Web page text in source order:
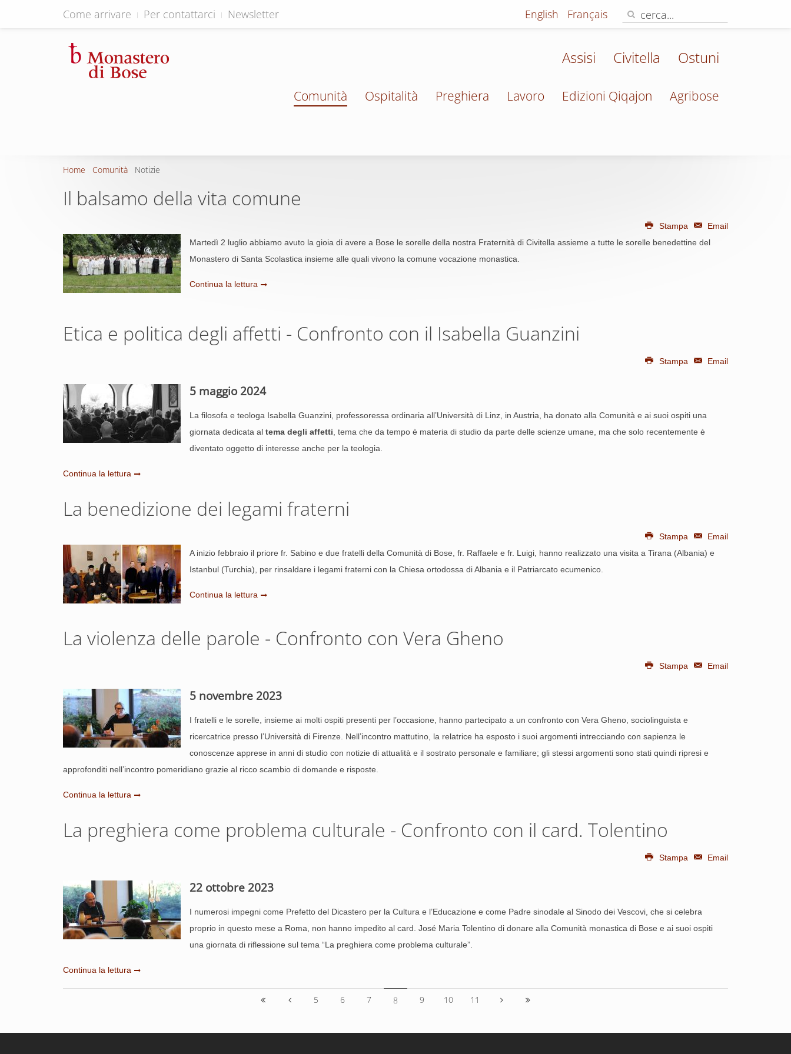
Come arrivare Per contattarci Newsletter English Français
Assisi Civitella Ostuni
Comunità Ospitalità Preghiera Lavoro Edizioni Qiqajon Agribose
Home Comunità Notizie
Il balsamo della vita comune
Stampa
Email
Martedì 2 luglio abbiamo avuto la gioia di avere a Bose le sorelle della nostra Fraternità di Civitella assieme a tutte le sorelle benedettine del
Monastero di Santa Scolastica insieme alle quali vivono la comune vocazione monastica.
Continua la lettura
Etica e politica degli affetti - Confronto con il Isabella Guanzini
Stampa Email
5 maggio 2024
La filosofa e teologa Isabella Guanzini, professoressa ordinaria all’Università di Linz, in Austria, ha donato alla Comunità e ai suoi ospiti una
giornata dedicata al tema degli affetti , tema che da tempo è materia di studio da parte delle scienze umane, ma che solo recentemente è
diventato oggetto di interesse anche per la teologia.
Continua la lettura
La benedizione dei legami fraterni
Stampa
Email
A inizio febbraio il priore fr. Sabino e due fratelli della Comunità di Bose, fr. Raffaele e fr. Luigi, hanno realizzato una visita a Tirana (Albania) e
Istanbul (Turchia), per rinsaldare i legami fraterni con la Chiesa ortodossa di Albania e il Patriarcato ecumenico.
Continua la lettura
La violenza delle parole - Confronto con Vera Gheno
Stampa Email
5 novembre 2023
I fratelli e le sorelle, insieme ai molti ospiti presenti per l’occasione, hanno partecipato a un confronto con Vera Gheno, sociolinguista e
ricercatrice presso l’Università di Firenze. Nell’incontro mattutino, la relatrice ha esposto i suoi argomenti intrecciando con sapienza le
conoscenze apprese in anni di studio con notizie di attualità e il sostrato personale e familiare; gli stessi argomenti sono stati quindi ripresi e
approfonditi nell’incontro pomeridiano grazie al ricco scambio di domande e risposte.
Continua la lettura
La preghiera come problema culturale - Confronto con il card. Tolentino
Stampa Email
22 ottobre 2023
I numerosi impegni come Prefetto del Dicastero per la Cultura e l’Educazione e come Padre sinodale al Sinodo dei Vescovi, che si celebra
proprio in questo mese a Roma, non hanno impedito al card. José Maria Tolentino di donare alla Comunità monastica di Bose e ai suoi ospiti
una giornata di riflessione sul tema “La preghiera come problema culturale”.
Continua la lettura
5 6 7 8 9 10 11